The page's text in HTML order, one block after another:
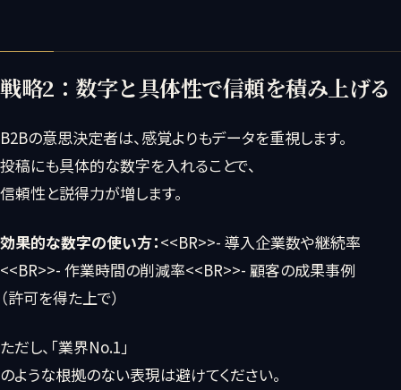
戦略2：数字と具体性で信頼を積み上げる
B2Bの意思決定者は、感覚よりもデータを重視します。
投稿にも具体的な数字を入れることで、
信頼性と説得力が増します。
効果的な数字の使い方：<<BR>>- 導入企業数や継続率
<<BR>>- 作業時間の削減率<<BR>>- 顧客の成果事例
（許可を得た上で）
ただし、「業界No.1」
のような根拠のない表現は避けてください。